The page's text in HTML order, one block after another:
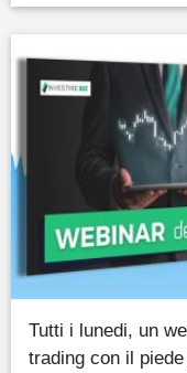
Tutti i lunedi, un
trading con il